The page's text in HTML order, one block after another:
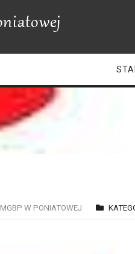
MGBP W PONIATOWEJ